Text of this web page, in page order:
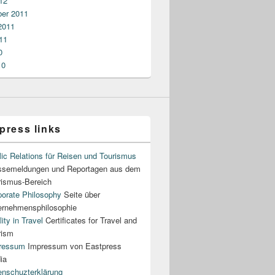
2011
links
Relations für Reisen und Tourismus
und Reportagen aus dem
Bereich
Philosophy Seite über
in Travel Certificates for Travel and
Impressum von Eastpress